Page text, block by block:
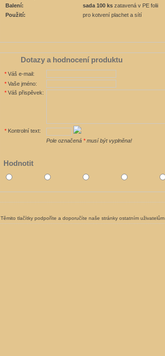
Balení:
sada 100 kszatavená v PE folii
Použití:
pro kotvení plachet a sítí
Dotazy a hodnocení produktu
*Váš e-mail:
*Vaše jméno:
*Váš přispěvek:
*Kontrolní text:
Pole označená *musí být vyplněna!
Hodnotit
Těmito tlačítky podpoříte a doporučíte naše stránky ostatním uživatelům